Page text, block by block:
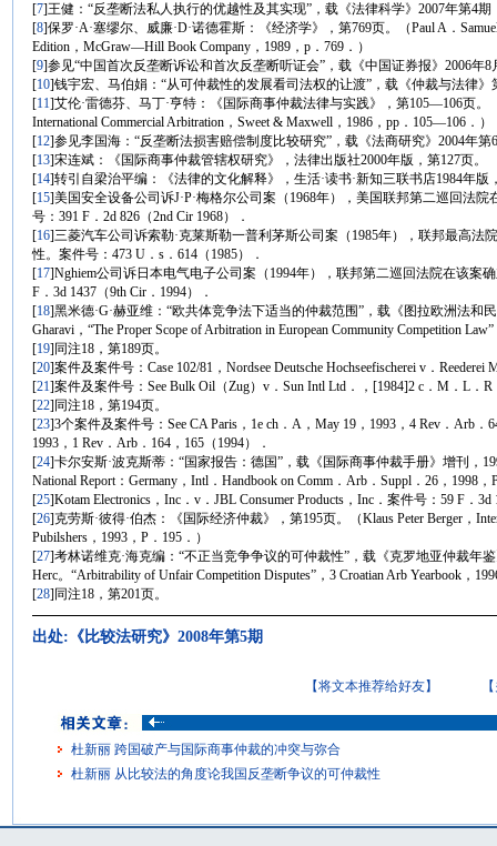
[7]王健：“反垄断法私人执行的优越性及其实现”，载《法律科学》2007年第4期
[8]保罗·A·塞缪尔、威廉·D·诺德霍斯：《经济学》，第769页。（Paul A．
Edition，McGraw—Hill Book Company，1989，p．769．）
[9]参见“中国首次反垄断诉讼和首次反垄断听证会”，载《中国证券报》2006年8
[10]钱宇宏、马伯娟：“从可仲裁性的发展看司法权的让渡”，载《仲裁与法律》
[11]艾伦·雷德芬、马丁·亨特：《国际商事仲裁法律与实践》，第105—106页。
International Commercial Arbitration，Sweet & Maxwell，1986，pp．105—106．）
[12]参见李国海：“反垄断法损害赔偿制度比较研究”，载《法商研究》2004年第
[13]宋连斌：《国际商事仲裁管辖权研究》，法律出版社2000年版，第127页。
[14]转引自梁治平编：《法律的文化解释》，生活·读书·新知三联书店1984年版
[15]美国安全设备公司诉J·P·梅格尔公司案（1968年），美国联邦第二巡回法
号：391 F．2d 826（2nd Cir 1968）．
[16]三菱汽车公司诉索勒·克莱斯勒一普利茅斯公司案（1985年），联邦最高法
性。案件号：473 U．s．614（1985）．
[17]Nghiem公司诉日本电气电子公司案（1994年），联邦第二巡回法院在该案
F．3d 1437（9th Cir．1994）．
[18]黑米德·G·赫亚维：“欧共体竞争法下适当的仲裁范围”，载《图拉欧洲法和
Gharavi，“The Proper Scope of Arbitration in European Community Competition
[19]同注18，第189页。
[20]案件及案件号：Case 102/81，Nordsee Deutsche Hochseefischerei v．
[21]案件及案件号：See Bulk Oil（Zug）v．Sun Intl Ltd．，[1984]2 c．M．L．
[22]同注18，第194页。
[23]3个案件及案件号：See CA Paris，1e ch．A，May 19，1993，4 Rev．Arb．
1993，1 Rev．Arb．164，165（1994）．
[24]卡尔安斯·波克斯蒂：“国家报告：德国”，载《国际商事仲裁手册》增刊，
National Report：Germany，Intl．Handbook on Comm．Arb．Suppl．26，1998
[25]Kotam Electronics，Inc．v．JBL Consumer Products，Inc．案件号：59 F．
[26]克劳斯·彼得·伯杰：《国际经济仲裁》，第195页。（Klaus Peter Berger，
Pubilshers，1993，P．195．）
[27]考林诺维克·海克编：“不正当竞争争议的可仲裁性”，载《克罗地亚仲裁年
Herc。“Arbitrability of Unfair Competition Disputes”，3 Croatian Arb Yearbook，
[28]同注18，第201页。
出处:《比较法研究》2008年第5期
【将文本推荐给好友】
杜新丽 跨国破产与国际商事仲裁的冲突与弥合
杜新丽 从比较法的角度论我国反垄断争议的可仲裁性